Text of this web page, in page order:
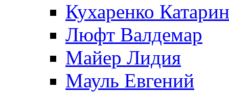
Кухаренко
Люфт Валдемaр
Майер Лидия
Мауль Евгений